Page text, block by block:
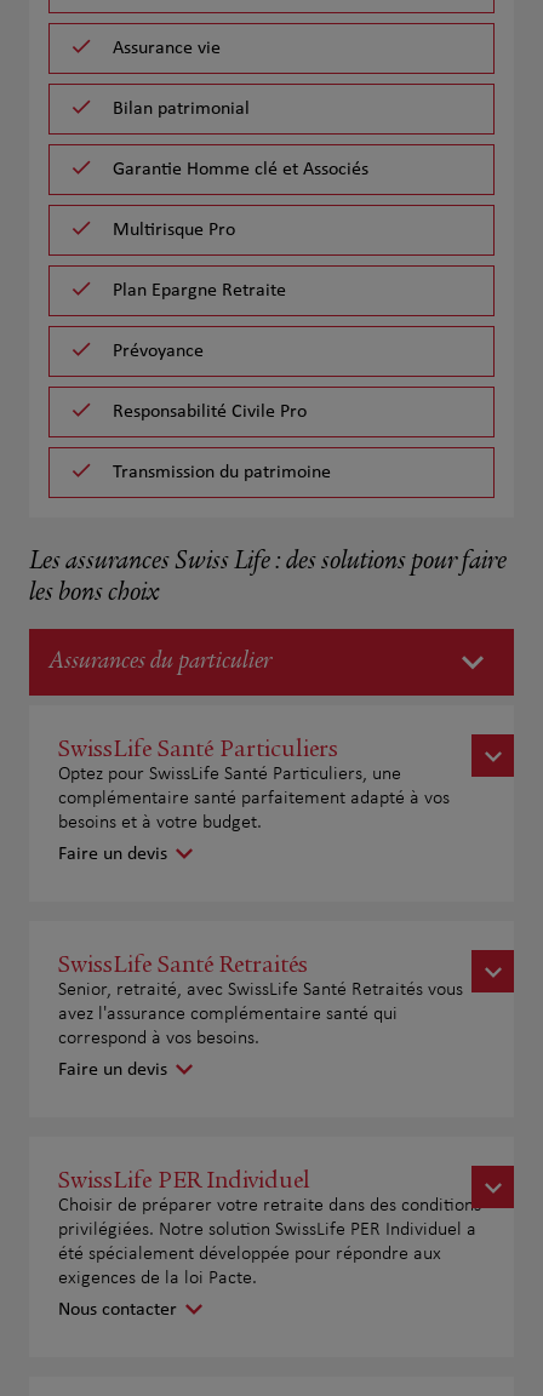
Assurance vie
Bilan patrimonial
Garantie Homme clé et Associés
Multirisque Pro
Plan Epargne Retraite
Prévoyance
Responsabilité Civile Pro
Transmission du patrimoine
Les assurances Swiss Life : des solutions pour faire
les bons choix
Assurances du particulier
SwissLife Santé Particuliers
Optez pour SwissLife Santé Particuliers, une
complémentaire santé parfaitement adapté à vos
besoins et à votre budget.
Faire un devis
SwissLife Santé Retraités
Senior, retraité, avec SwissLife Santé Retraités vous
avez l'assurance complémentaire santé qui
correspond à vos besoins.
Faire un devis
SwissLife PER Individuel
Choisir de préparer votre retraite dans des conditions
privilégiées. Notre solution SwissLife PER Individuel a
été spécialement développée pour répondre aux
exigences de la loi Pacte.
Nous contacter